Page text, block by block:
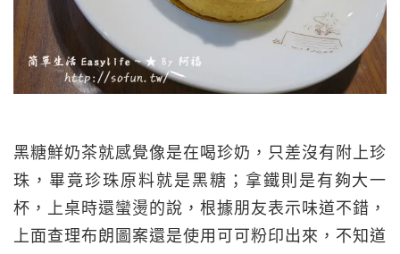
黑糖鮮奶茶就感覺像是在喝珍奶，只差沒有附上珍
珠，畢竟珍珠原料就是黑糖；拿鐵則是有夠大一
杯，上桌時還蠻燙的說，根據朋友表示味道不錯，
上面查理布朗圖案還是使用可可粉印出來，不知道